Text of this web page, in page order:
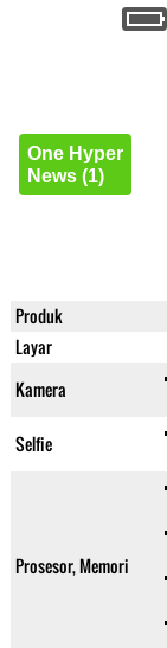
One Hyper
News (1)
Produk
Layar
Kamera
Selfie
Prosesor, Memori